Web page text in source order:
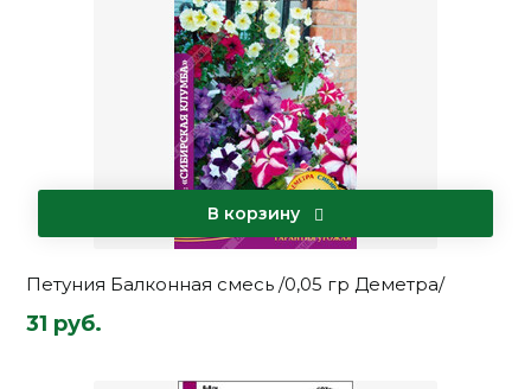
В корзину
Петуния Балконная смесь /0,05 гр Деметра/
31 руб.